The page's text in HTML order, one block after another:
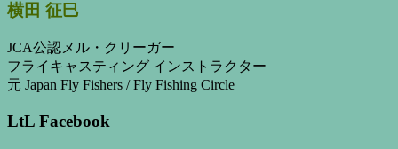
横田 征巳
JCA公認メル・クリーガー
フライキャスティング インストラクター
元 Japan Fly Fishers / Fly Fishing Circle
LtL Facebook